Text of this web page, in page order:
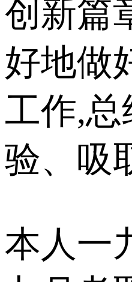
创新篇
好地做
工作,总
验、吸
本人一